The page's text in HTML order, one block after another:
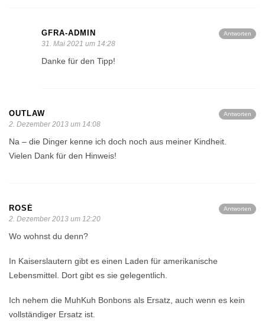
Antworten
GFRA-ADMIN
31. Mai 2021 um 14:28
Danke für den Tipp!
Antworten
OUTLAW
2. Dezember 2013 um 14:08
Na – die Dinger kenne ich doch noch aus meiner Kindheit.
Vielen Dank für den Hinweis!
Antworten
ROSÉ
2. Dezember 2013 um 12:20
Wo wohnst du denn?
In Kaiserslautern gibt es einen Laden für amerikanische
Lebensmittel. Dort gibt es sie gelegentlich.
Ich nehem die MuhKuh Bonbons als Ersatz, auch wenn es kein
vollständiger Ersatz ist.